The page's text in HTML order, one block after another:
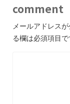
comment
メールアドレス
る欄は必須項目で